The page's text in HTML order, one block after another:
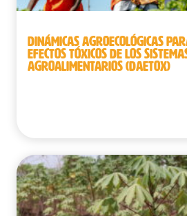
DINÁMICAS AGROECOLÓGICAS
EFECTOS TÓXICOS DE LOS
AGROALIMENTARIOS (DAETOX)